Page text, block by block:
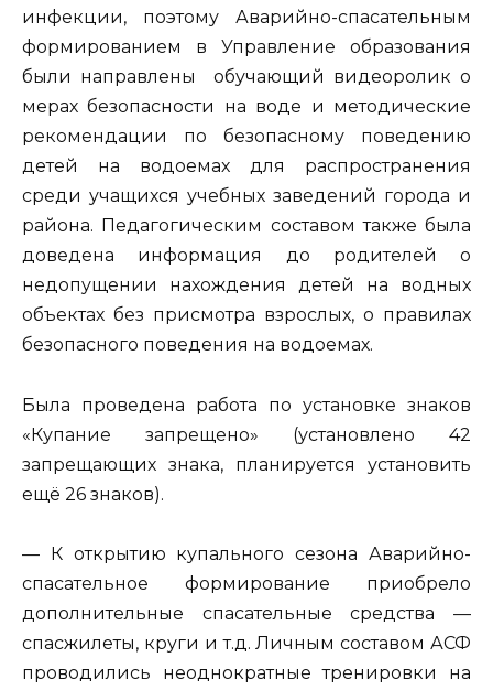
инфекции, поэтому Аварийно-спасательным
формированием в Управление образования
были направлены обучающий видеоролик о
мерах безопасности на воде и методические
рекомендации по безопасному поведению
детей на водоемах для распространения
среди учащихся учебных заведений города и
района. Педагогическим составом также была
доведена информация до родителей о
недопущении нахождения детей на водных
объектах без присмотра взрослых, о правилах
безопасного поведения на водоемах.
Была проведена работа по установке знаков
«Купание запрещено» (установлено 42
запрещающих знака, планируется установить
ещё 26 знаков).
— К открытию купального сезона Аварийно-
спасательное формирование приобрело
дополнительные спасательные средства —
спасжилеты, круги и т.д. Личным составом АСФ
проводились неоднократные тренировки на